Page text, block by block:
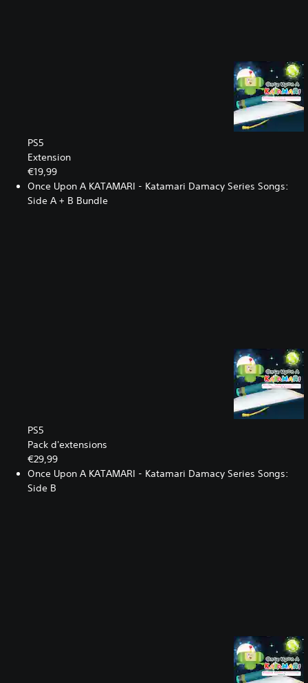
PS5
Extension
€19,99
Once Upon A KATAMARI - Katamari Damacy Series Songs:
Side A + B Bundle
PS5
Pack d'extensions
€29,99
Once Upon A KATAMARI - Katamari Damacy Series Songs:
Side B